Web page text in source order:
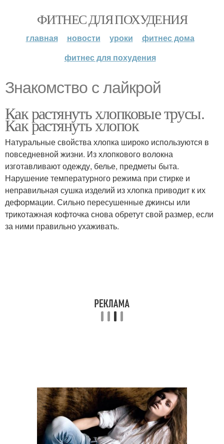
ФИТНЕС ДЛЯ ПОХУДЕНИЯ
главная новости уроки
фитнес дома
фитнес для похудения
Знакомство с лайкрой
Как растянуть хлопковые трусы.
Как растянуть хлопок
Натуральные свойства хлопка широко используются в
повседневной жизни. Из хлопкового волокна
изготавливают одежду, белье, предметы быта.
Нарушение температурного режима при стирке и
неправильная сушка изделий из хлопка приводит к их
деформации. Сильно пересушенные джинсы или
трикотажная кофточка снова обретут свой размер, если
за ними правильно ухаживать.